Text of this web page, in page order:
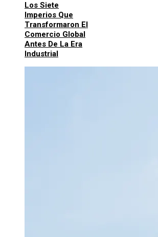
Los Siete
Imperios Que
Transformaron El
Comercio Global
Antes De La Era
Industrial